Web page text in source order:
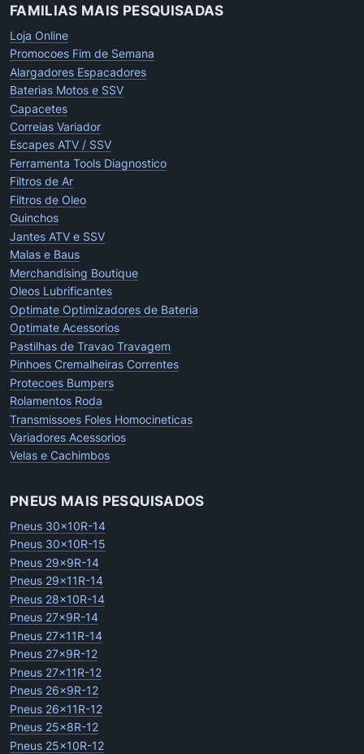
FAMILIAS MAIS PESQUISADAS
Loja Online
Promocoes Fim de Semana
Alargadores Espacadores
Baterias Motos e SSV
Capacetes
Correias Variador
Escapes ATV / SSV
Ferramenta Tools Diagnostico
Filtros de Ar
Filtros de Oleo
Guinchos
Jantes ATV e SSV
Malas e Baus
Merchandising Boutique
Oleos Lubrificantes
Optimate Optimizadores de Bateria
Optimate Acessorios
Pastilhas de Travao Travagem
Pinhoes Cremalheiras Correntes
Protecoes Bumpers
Rolamentos Roda
Transmissoes Foles Homocineticas
Variadores Acessorios
Velas e Cachimbos
PNEUS MAIS PESQUISADOS
Pneus 30x10R-14
Pneus 30x10R-15
Pneus 29x9R-14
Pneus 29x11R-14
Pneus 28x10R-14
Pneus 27x9R-14
Pneus 27x11R-14
Pneus 27x9R-12
Pneus 27x11R-12
Pneus 26x9R-12
Pneus 26x11R-12
Pneus 25x8R-12
Pneus 25x10R-12